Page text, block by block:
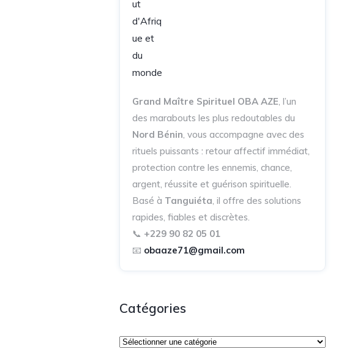
Grand Maître Spirituel OBA AZE, l’un
des marabouts les plus redoutables du
Nord Bénin, vous accompagne avec des
rituels puissants : retour affectif immédiat,
protection contre les ennemis, chance,
argent, réussite et guérison spirituelle.
Basé à Tanguiéta, il offre des solutions
rapides, fiables et discrètes.
📞 +229 90 82 05 01
📧 obaaze71@gmail.com
Catégories